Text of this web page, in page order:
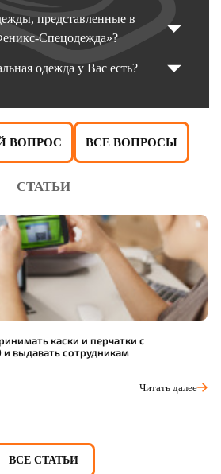
представленные в
Спецодежда»?
одежда у Вас есть?
ВОПРОС ВСЕ ВОПРОСЫ
СТАТЬИ
каски и перчатки с
выдавать сотрудникам
Читать далее
ВСЕ СТАТЬИ